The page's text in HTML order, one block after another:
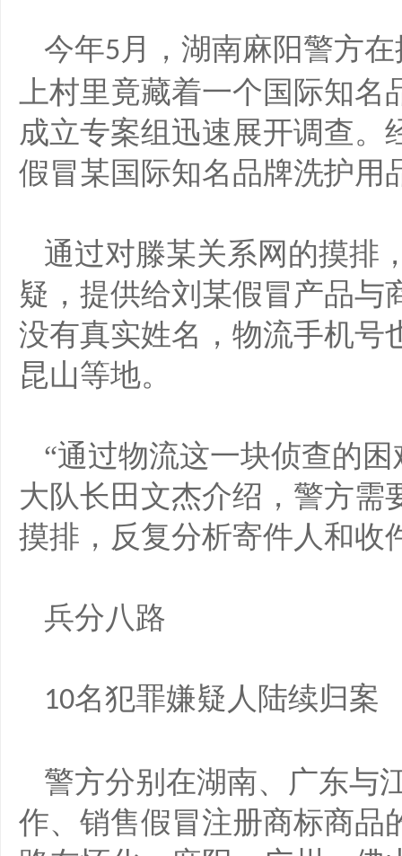
今年5 月，湖南麻阳警方
上村里竟藏着一个国际知
成立专案组迅速展开调查。
假冒某国际知名品牌洗护用
通过对滕某关系网的摸排
疑，提供给刘某假冒产品与
没有真实姓名，物流手机号
昆山等地。
“通过物流这一块侦查的
大队长田文杰介绍，警方需
摸排，反复分析寄件人和收
兵分八路
10名犯罪嫌疑人陆续归案
警方分别在湖南、广东与
作、销售假冒注册商标商品